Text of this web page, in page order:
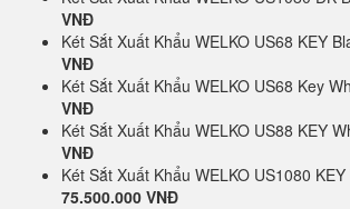
VNĐ
Két Sắt Xuất Khẩu WELKO US68 KEY
VNĐ
Két Sắt Xuất Khẩu WELKO US68 Key
VNĐ
Két Sắt Xuất Khẩu WELKO US88 KEY
VNĐ
Két Sắt Xuất Khẩu WELKO US1080
75.500.000 VNĐ